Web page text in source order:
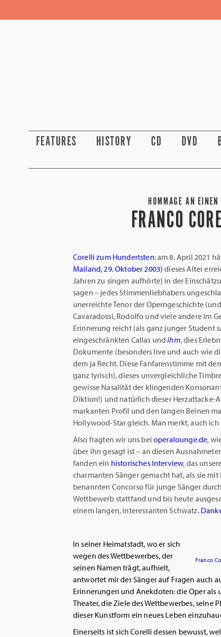
FEATURES HISTORY CD DVD
HOMMAGE AN
FRANCO
Corelli zum Hundertsten: am 8. April 2021
Mailand, 29. Oktober 2003) dieses Alter
Jahren zu singen aufhörte) in der
sagen – jedes Stimmenliebhabers
unerreichte Tenor der Operngeschichte
Cavaradossi, Rodolfo und viele andere im
Erinnerung reicht (als ganz junger Student
eingeschränkten Callas undihm, dies
Dokumente (besonders live und auch wie
dem ja Recht. Diese Fanfarenstimme mit
ganz lyrisch), dieses unvergleichliche
gewisse Nasalität der klingenden
Diktion!) und natürlich dieser Herzattacke-
markanten Profil und den langen Beinen
Hollywood-Star gleich. Man merkt, auch ich
Also fragten wir uns beioperalounge.de,
über ihn gesagt ist – an diesen
fanden ein historisches Interview, das
charmanten Sänger gemacht hat, als sie
benannten Concorso für junge Sänger
Wettbewerb stattfand und bis heute
einem langen, interessanten Schwatz.
Franco
In seiner Heimatstadt, wo er sich
wegen des Wettbewerbes, der
seinen Namen trägt, aufhielt,
antwortet mir der Sänger auf Fragen auch
Erinnerungen und Anekdoten: die Oper
Theater, die Ziele des Wettbewerbes, seine
dieser Kunstform ein neues Leben
Einerseits ist sich Corelli dessen bewusst,